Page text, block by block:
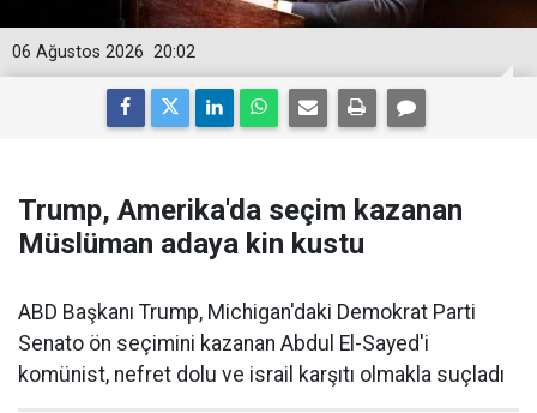
20:02
06 Ağustos 2026
Trump, Amerika'da seçim kazanan
Müslüman adaya kin kustu
ABD Başkanı Trump, Michigan'daki Demokrat Parti
Senato ön seçimini kazanan Abdul El-Sayed'i
komünist, nefret dolu ve israil karşıtı olmakla suçladı